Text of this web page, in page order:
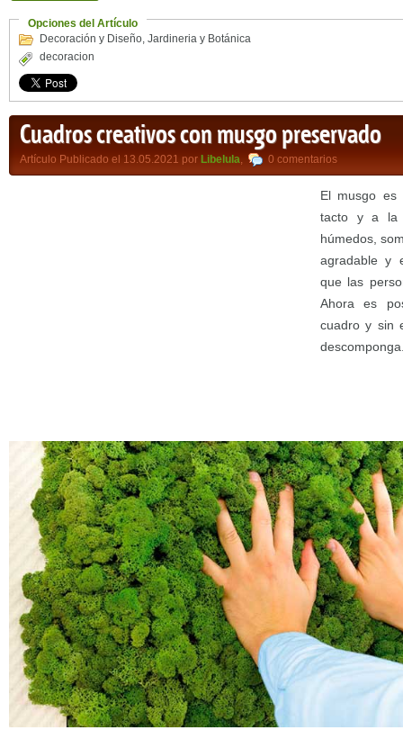
Opciones del Artículo
Decoración y Diseño, Jardineria y Botánica
decoracion
Cuadros creativos con musgo preservado
Artículo Publicado el 13.05.2021 por Libelula, 0 comentarios
El musgo es
tacto y a la
húmedos,
agradable y
que las
Ahora es
cuadro y sin